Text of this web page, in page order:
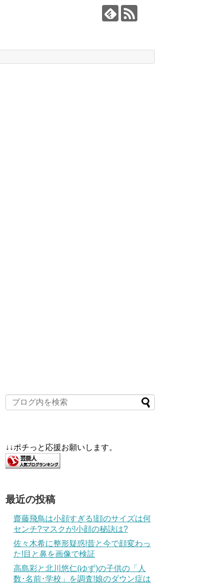
↓↓ポチっと応援お願いします。
最近の投稿
齋藤飛鳥は小顔すぎる!顔のサイズは何
センチ?マスクが!小顔の秘訣は?
佐々木希に整形疑惑!昔と今で顔変わっ
た!目と鼻を画像で検証
高島彩と北川悠仁(ゆず)の子供の「人
数･名前･学校」を調査!娘のダウン症は